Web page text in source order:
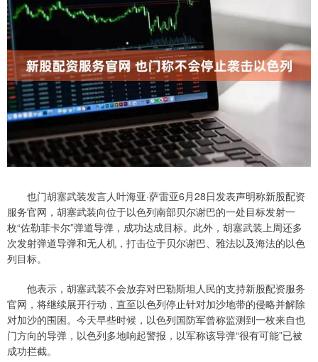
也门胡塞武装发言人叶海亚·萨雷亚6月28日发表声明称新股配资
服务官网，胡塞武装向位于以色列南部贝尔谢巴的一处目标发射一
枚“佐勒菲卡尔”弹道导弹，成功达成目标。此外，胡塞武装上周还多
次发射弹道导弹和无人机，打击位于贝尔谢巴、雅法以及海法的以色
列目标。
他表示，胡塞武装不会放弃对巴勒斯坦人民的支持新股配资服务
官网，将继续展开行动，直至以色列停止针对加沙地带的侵略并解除
对加沙的围困。今天早些时候，以色列国防军曾称监测到一枚来自也
门方向的导弹，以色列多地响起警报，以军称该导弹“很有可能”已被
成功拦截。